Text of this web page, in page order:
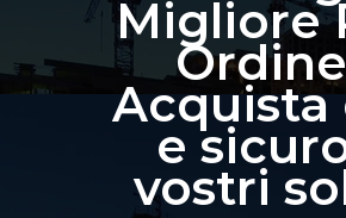
Migliore
Acquista
e
vostri